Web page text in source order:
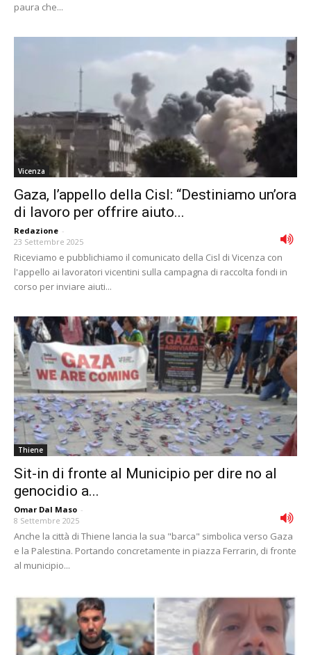
paura che...
Vicenza
Gaza, l’appello della Cisl: “Destiniamo un’ora
di lavoro per offrire aiuto...
Redazione -
23 Settembre 2025
Riceviamo e pubblichiamo il comunicato della Cisl di Vicenza con
l'appello ai lavoratori vicentini sulla campagna di raccolta fondi in
corso per inviare aiuti...
Thiene
Sit-in di fronte al Municipio per dire no al
genocidio a...
Omar Dal Maso -
8 Settembre 2025
Anche la città di Thiene lancia la sua "barca" simbolica verso Gaza
e la Palestina. Portando concretamente in piazza Ferrarin, di fronte
al municipio...